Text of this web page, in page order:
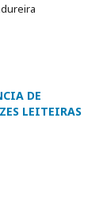
DE
LEITEIRAS